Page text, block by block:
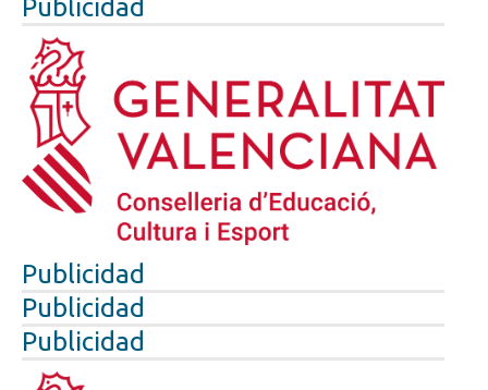
Publicidad
Publicidad
Publicidad
Publicidad